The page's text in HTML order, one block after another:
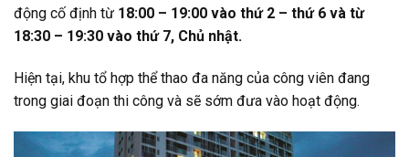
động cố định từ 18:00 – 19:00 vào thứ 2 – thứ 6 và từ
18:30 – 19:30 vào thứ 7, Chủ nhật.
Hiện tại, khu tổ hợp thể thao đa năng của công viên đang
trong giai đoạn thi công và sẽ sớm đưa vào hoạt động.